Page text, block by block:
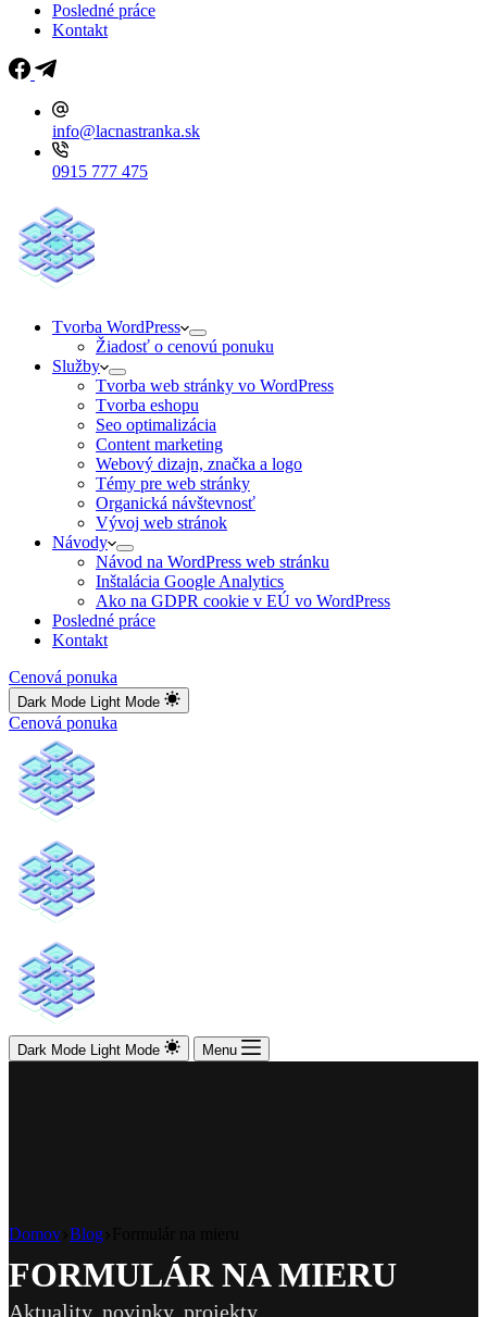
Posledné práce
Kontakt
info@lacnastranka.sk
0915 777 475
Tvorba WordPress
Žiadosť o cenovú ponuku
Služby
Tvorba web stránky vo WordPress
Tvorba eshopu
Seo optimalizácia
Content marketing
Webový dizajn, značka a logo
Témy pre web stránky
Organická návštevnosť
Vývoj web stránok
Návody
Návod na WordPress web stránku
Inštalácia Google Analytics
Ako na GDPR cookie v EÚ vo WordPress
Posledné práce
Kontakt
Cenová ponuka
Dark Mode Light Mode
Cenová ponuka
Dark Mode Light Mode Menu
Domov Blog
FORMULÁR NA MIERU
Aktuality, novinky, projekty